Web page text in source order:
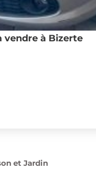
vendre à Bizerte
et Jardin